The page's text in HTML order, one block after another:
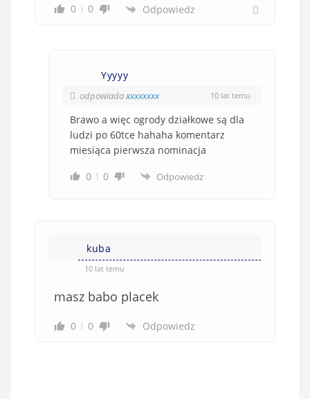
0 0 Odpowiedz
Yyyyy
odpowiadaxxxxxxxx 10 lat temu
Brawo a więc ogrody działkowe są dla
ludzi po 60tce hahaha komentarz
miesiąca pierwsza nominacja
0
0 Odpowiedz
kuba
10 lat temu
masz babo placek
0 0 Odpowiedz